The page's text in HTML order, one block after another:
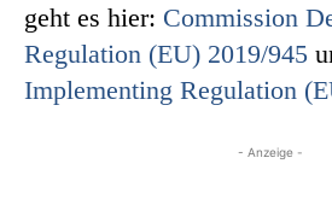
geht es hier: Commission
Regulation (EU) 2019/945
Implementing Regulation
- Anzeige -